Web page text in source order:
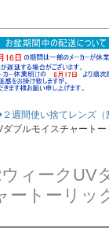
週間使い捨てレンズ（
ブルモイスチャートー
ィークUV
ートーリッ